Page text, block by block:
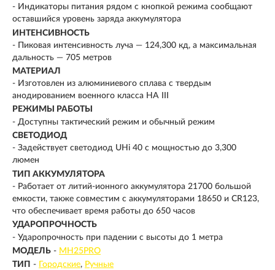
- Индикаторы питания рядом с кнопкой режима сообщают
оставшийся уровень заряда аккумулятора
ИНТЕНСИВНОСТЬ
- Пиковая интенсивность луча — 124,300 кд, а максимальная
дальность — 705 метров
МАТЕРИАЛ
- Изготовлен из алюминиевого сплава с твердым
анодированием военного класса HA III
РЕЖИМЫ РАБОТЫ
- Доступны тактический режим и обычный режим
СВЕТОДИОД
- Задействует светодиод UHi 40 с мощностью до 3,300
люмен
ТИП АККУМУЛЯТОРА
- Работает от литий-ионного аккумулятора 21700 большой
емкости, также совместим с аккумуляторами 18650 и CR123,
что обеспечивает время работы до 650 часов
УДАРОПРОЧНОСТЬ
- Ударопрочность при падении с высоты до 1 метра
МОДЕЛЬ - MH25PRO
ТИП - Городские
Ручные